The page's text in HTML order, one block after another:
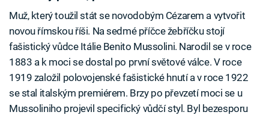
Muž, který toužil stát se novodobým Cézarem a vytvořit
novou římskou říši. Na sedmé příčce žebříčku stojí
fašistický vůdce Itálie Benito Mussolini. Narodil se v roce
1883 a k moci se dostal po první světové válce. V roce
1919 založil polovojenské fašistické hnutí a v roce 1922
se stal italským premiérem. Brzy po převzetí moci se u
Mussoliniho projevil specifický vůdčí styl. Byl bezesporu